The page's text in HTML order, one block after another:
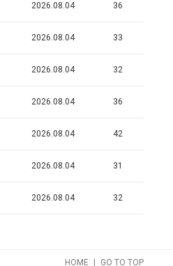
2026.08.04 36
2026.08.04 33
2026.08.04 32
2026.08.04 36
2026.08.04 42
2026.08.04 31
2026.08.04 32
HOME GO TO TOP